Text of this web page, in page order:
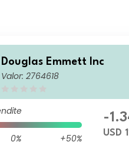
Douglas Emmett Inc
Valor: 2764618
0%
+50%
-
USD